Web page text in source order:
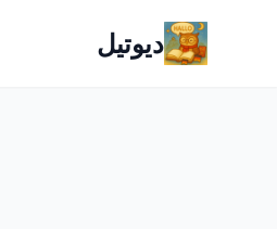
ديوتيل